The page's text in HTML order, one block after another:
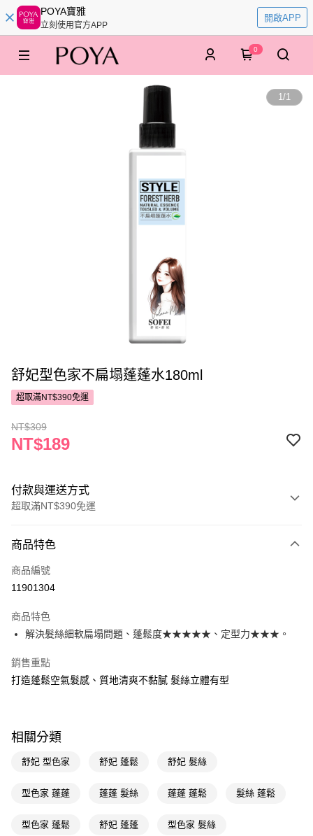
POYA寶雅
立刻使用官方APP
開啟APP
0
1/1
舒妃型色家不扁塌蓬蓬水180ml
超取滿NT$390免運
NT$309
NT$189
付款與運送方式
超取滿NT$390免運
POYA支付
信用卡一次付款
LINE Pay
Apple Pay
街口支付
Google Pay
AFTEE先享後付
【關於「AFTEE先享後付」】
便利好安心！
１．簡單：不需註冊會員、不需綁卡、不需儲值。
商品特色
商品編號
11901304
商品特色
解決髮絲細軟扁塌問題、蓬鬆度★★★★★、定型力★★★。
銷售重點
打造蓬鬆空氣髮感、質地清爽不黏膩 髮絲立體有型
相關分類
舒妃 型色家 舒妃 蓬鬆 舒妃 髮絲
型色家 蓬蓬 蓬蓬 髮絲 蓬蓬 蓬鬆 髮絲 蓬鬆
型色家 蓬鬆 舒妃 蓬蓬 型色家 髮絲